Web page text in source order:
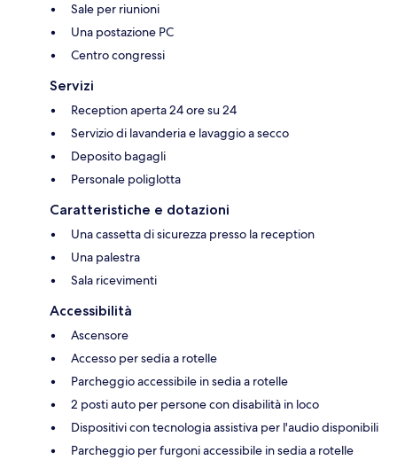
Sale per riunioni
Una postazione PC
Centro congressi
Servizi
Reception aperta 24 ore su 24
Servizio di lavanderia e lavaggio a secco
Deposito bagagli
Personale poliglotta
Caratteristiche e dotazioni
Una cassetta di sicurezza presso la reception
Una palestra
Sala ricevimenti
Accessibilità
Ascensore
Accesso per sedia a rotelle
Parcheggio accessibile in sedia a rotelle
2 posti auto per persone con disabilità in loco
Dispositivi con tecnologia assistiva per l'audio disponibili
Parcheggio per furgoni accessibile in sedia a rotelle